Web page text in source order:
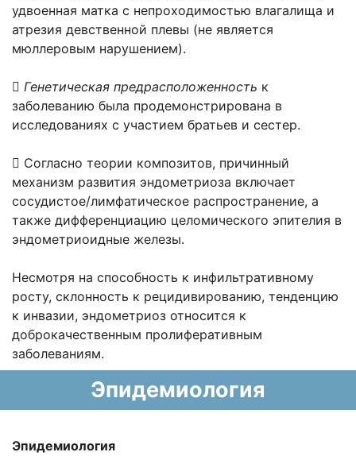
удвоенная матка с непроходимостью влагалища и
атрезия девственной плевы (не является
мюллеровым нарушением).
 Генетическая предрасположенность к
заболеванию была продемонстрирована в
исследованиях с участием братьев и сестер.
 Согласно теории композитов, причинный
механизм развития эндометриоза включает
сосудистое/лимфатическое распространение, а
также дифференциацию целомического эпителия в
эндометриоидные железы.
Несмотря на способность к инфильтративному
росту, склонность к рецидивированию, тенденцию
к инвазии, эндометриоз относится к
доброкачественным пролиферативным
заболеваниям.
Эпидемиология
Эпидемиология